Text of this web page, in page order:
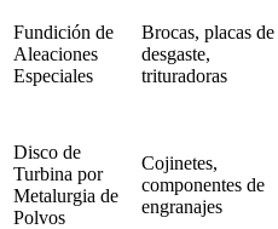
Fundición de
Aleaciones
Especiales
Brocas, placas de
desgaste,
trituradoras
Disco de
Turbina por
Metalurgia de
Polvos
Cojinetes,
componentes de
engranajes